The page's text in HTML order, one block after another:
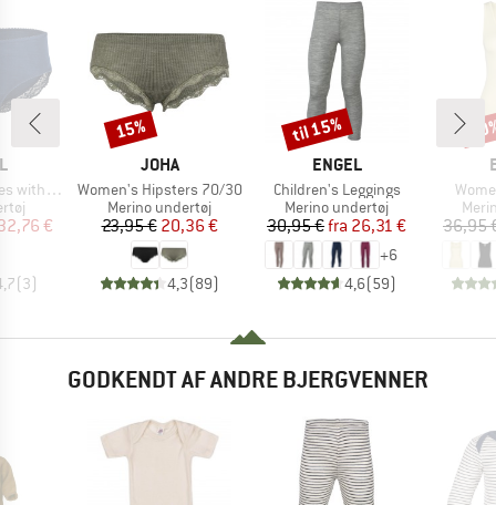
Lace
pris
€
(3)
MÆRKE
JOHA
Artikel
Women's Hipsters 70/30
Produktgruppe
Merino undertøj
Pris
23,95 € Nedsat pris
20,36 €
4,3(89)
Rabat
15%
MÆRKE
ENGEL
Artikel
Children's Leggings
Produktgruppe
Merino undertøj
Pris
30,95 € Nedsat pris
fra 26,31 €
+6
4,6(59)
Rabat
til 15%
Artikel
36,95
GODKENDT AF ANDRE BJERGVENNER